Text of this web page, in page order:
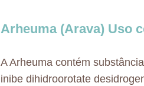
Arheuma (Arava) Uso
A Arheuma contém
inibe dihidroorotate